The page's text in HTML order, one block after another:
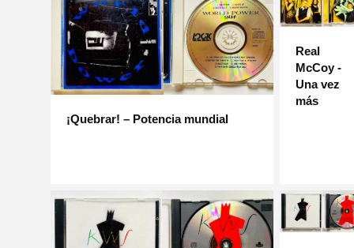
¡Quebrar! – Potencia mundial
Real
McCoy -
Una vez
más